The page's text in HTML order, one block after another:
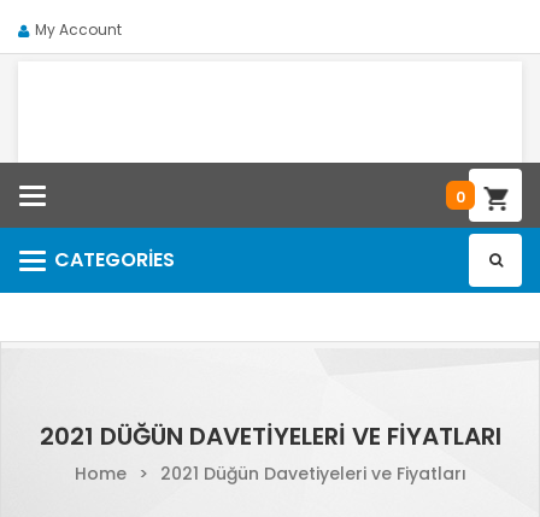
My Account
0
CATEGORIES
Categories
2021 DÜĞÜN DAVETIYELERI VE FIYATLARI
Home > 2021 Düğün Davetiyeleri ve Fiyatları